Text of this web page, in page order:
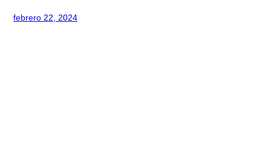
febrero 22, 2024